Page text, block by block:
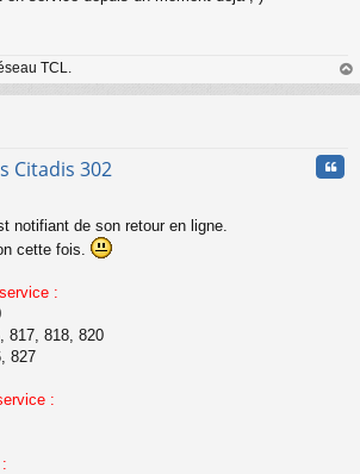
TCL.
au
Citadis 302
notifiant de son retour en ligne.
cette fois.
:
817, 818, 820
827
: